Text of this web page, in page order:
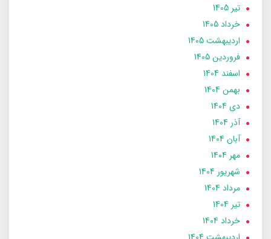
تير 1405
خرداد 1405
ارديبهشت 1405
فروردین 1405
اسفند 1404
بهمن 1404
دی 1404
آذر 1404
آبان 1404
مهر 1404
شهریور 1404
مرداد 1404
تير 1404
خرداد 1404